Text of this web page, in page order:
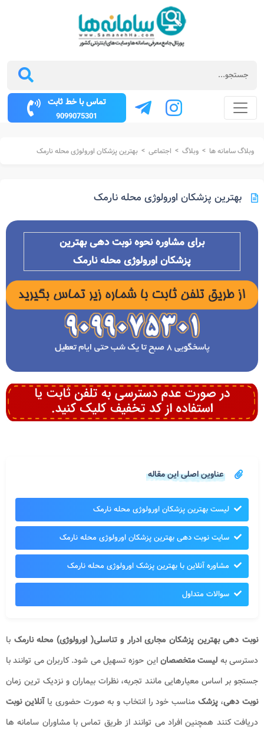
تماس با خط ثابت
9099075301
وبلاگ سامانه ها > وبلاگ > اجتماعی > بهترین پزشکان اورولوژی محله نارمک
بهترین پزشکان اورولوژی محله نارمک
برای مشاوره نحوه نوبت دهی بهترین
پزشکان اورولوژی محلهنارمک
عناوین اصلی این مقاله
لیست بهترین پزشکان اورولوژی محله نارمک
سایت نوبت دهی بهترین پزشکان اورولوژی محله نارمک
مشاوره آنلاین با بهترین پزشک اورولوژی محله نارمک
سوالات متداول
نوبت دهی بهترین پزشکان مجاری ادرار و تناسلی( اورولوژی) محله نارمک با
دسترسی به لیست متخصصاناین حوزه تسهیل می شود. کاربران می توانند با
جستجو بر اساس معیارهایی مانند تجربه، نظرات بیماران و نزدیک ترین زمان
نوبت دهی،پزشکمناسب خود را انتخاب و به صورت حضوری یاآنلاین نوبت
دریافت کنند همچنین افراد می توانند از طریق تماس با مشاوران سامانه ها